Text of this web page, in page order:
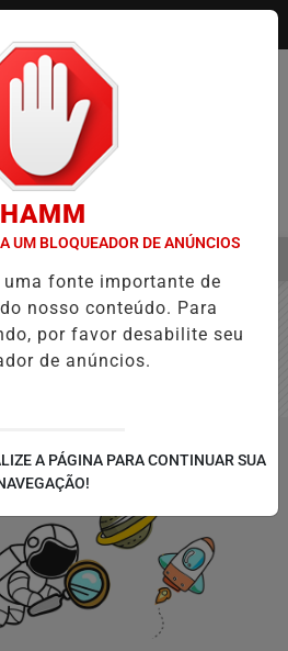
HAMM
UM BLOQUEADOR DE ANÚNCIOS
fonte importante de
nosso conteúdo. Para
por favor desabilite seu
de anúncios.
A PÁGINA PARA CONTINUAR SUA